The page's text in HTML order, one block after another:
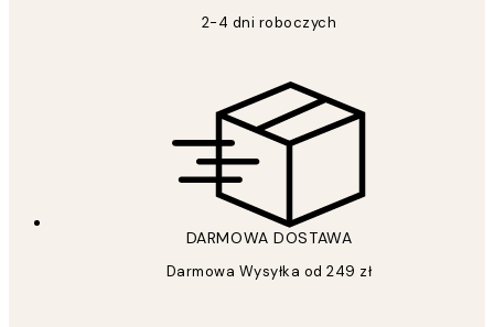
2-4 dni roboczych
DARMOWA DOSTAWA
Darmowa Wysyłka od 249 zł